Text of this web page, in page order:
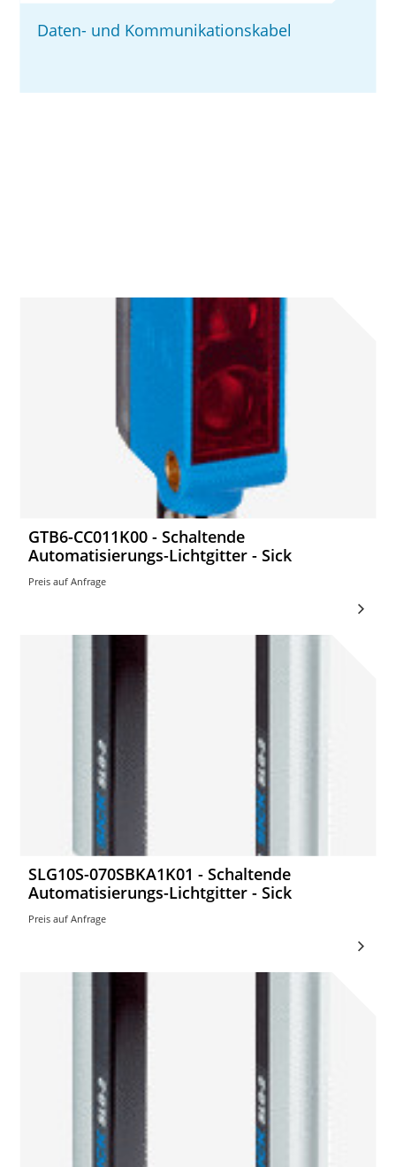
Daten- und Kommunikationskabel
GTB6-CC011K00 - Schaltende
Automatisierungs-Lichtgitter - Sick
Preis auf Anfrage
SLG10S-070SBKA1K01 - Schaltende
Automatisierungs-Lichtgitter - Sick
Preis auf Anfrage